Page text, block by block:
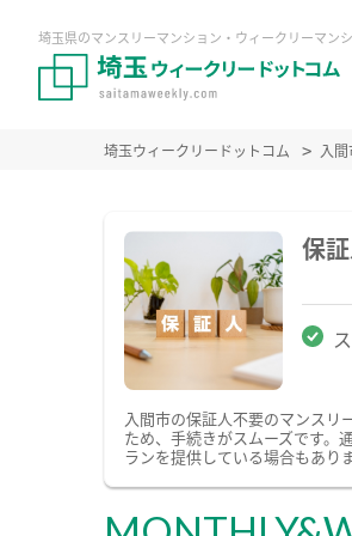
埼玉県のマンスリーマンション・ウィークリーマン
埼玉ウィークリードットコム 入
保
入間市の保証人不要のマンスリ
ため、手続きがスムーズです。
ランを提供している場合もありま